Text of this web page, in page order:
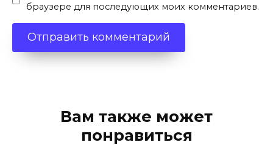
браузере для последующих моих комментариев.
Вам также может
понравиться